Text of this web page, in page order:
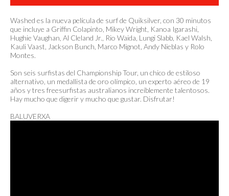
Washed es la nueva película de surf de Quiksilver, con 30 minutos
que incluye a Griffin Colapinto, Mikey Wright, Kanoa Igarashi,
Hughie Vaughan, Al Cleland Jr., Rio Waida, Lungi Slabb, Kael Walsh,
Kauli Vaast, Jackson Bunch, Marco Mignot, Andy Nieblas y Rolo
Montes.
Son seis surfistas del Championship Tour, un chico de estiloso
alternativo, un medallista de oro olímpico, un experto aéreo de 19
años y tres freesurfistas australianos increíblemente talentosos.
Hay mucho que digerir y mucho que gustar. Disfrutar!
BALUVERXA